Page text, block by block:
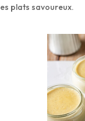
plats savoureux.